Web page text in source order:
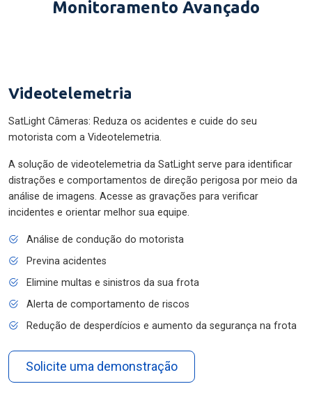
Monitoramento Avançado
Videotelemetria
SatLight Câmeras: Reduza os acidentes e cuide do seu
motorista com a Videotelemetria.
A solução de videotelemetria da SatLight serve para identificar
distrações e comportamentos de direção perigosa por meio da
análise de imagens. Acesse as gravações para verificar
incidentes e orientar melhor sua equipe.
Análise de condução do motorista
Previna acidentes
Elimine multas e sinistros da sua frota
Alerta de comportamento de riscos
Redução de desperdícios e aumento da segurança na frota
Solicite uma demonstração